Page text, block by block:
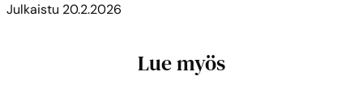
Julkaistu 20.2.2026
Lue myös